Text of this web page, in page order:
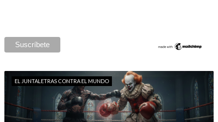
EL JUNTALETRAS CONTRA EL MUNDO